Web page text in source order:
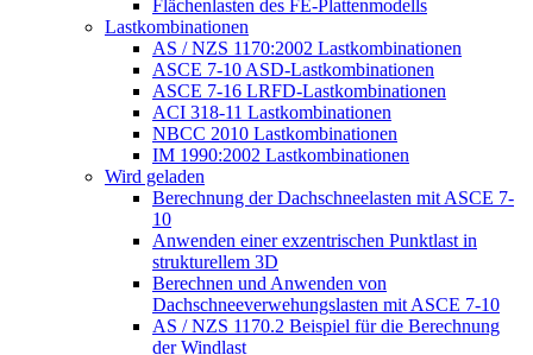
Flächenlasten des FE-Plattenmodells
Lastkombinationen
AS / NZS 1170:2002 Lastkombinationen
ASCE 7-10 ASD-Lastkombinationen
ASCE 7-16 LRFD-Lastkombinationen
ACI 318-11 Lastkombinationen
NBCC 2010 Lastkombinationen
IM 1990:2002 Lastkombinationen
Wird geladen
Berechnung der Dachschneelasten mit ASCE 7-
10
Anwenden einer exzentrischen Punktlast in
strukturellem 3D
Berechnen und Anwenden von
Dachschneeverwehungslasten mit ASCE 7-10
AS / NZS 1170.2 Beispiel für die Berechnung
der Windlast